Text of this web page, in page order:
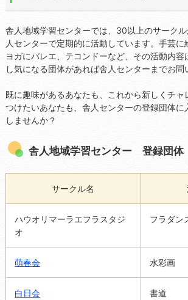
舎人地域学習センターでは、30以上のサーク
人センターで定期的に活動しています。手芸に
ヨガにバレエ、テコンドーなど、その活動内容
し気になる団体があれば舎人センターまでお問
既に趣味があるあなたも、これから新しくチャ
つけたいあなたも、舎人センターの登録団体に
しませんか？
舎人地域学習センター 登録団
サークル名
ハウオリマーラエフラスタジ
オ
フラダン
萌春会 水彩画
白日会 書道